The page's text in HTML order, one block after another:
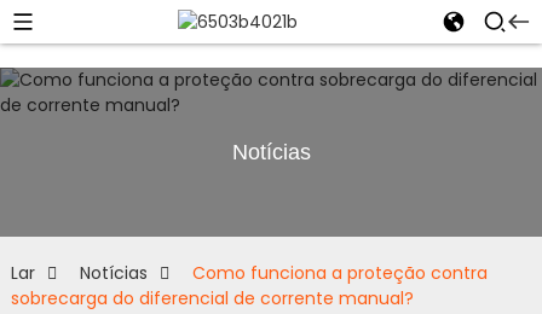
Notícias
Lar Notícias
Como funciona a proteção contra
sobrecarga do diferencial de corrente manual?